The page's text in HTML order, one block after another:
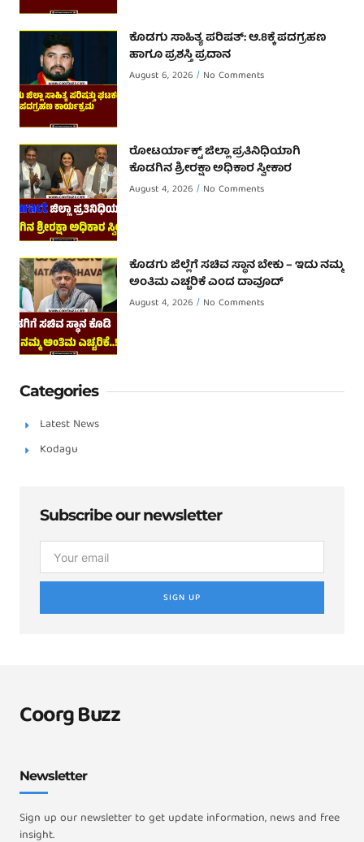
ಕೊಡಗು ಸಾಹಿತ್ಯ ಪರಿಷತ್: ಆ.8ಕ್ಕೆ ಪದಗ್ರಹಣ
ಹಾಗೂ ಪ್ರಶಸ್ತಿ ಪ್ರದಾನ
August 6, 2026 No Comments
ರೋಟರ್ಯಾಕ್ಟ್ ಜಿಲ್ಲಾ ಪ್ರತಿನಿಧಿಯಾಗಿ
ಕೊಡಗಿನ ಶ್ರೀರಕ್ಷಾ ಅಧಿಕಾರ ಸ್ವೀಕಾರ
August 4, 2026 No Comments
ಕೊಡಗು ಜಿಲ್ಲೆಗೆ ಸಚಿವ ಸ್ಥಾನ ಬೇಕು – ಇದು ನಮ್ಮ
ಅಂತಿಮ ಎಚ್ಚರಿಕೆ ಎಂದ ದಾವೂದ್ ‌
August 4, 2026 No Comments
Categories
Latest News
Kodagu
Subscribe our newsletter
SIGN UP
Coorg Buzz
Newsletter
Sign up our newsletter to get update information, news and free
insight.